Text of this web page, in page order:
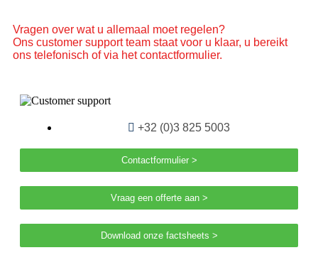
Vragen over wat u allemaal moet regelen?
Ons customer support team staat voor u klaar, u bereikt
ons telefonisch of via het contactformulier.
+32 (0)3 825 5003
Contactformulier >
Vraag een offerte aan >
Download onze factsheets >